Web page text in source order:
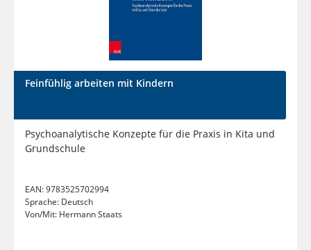
Feinfühlig arbeiten mit Kindern
Psychoanalytische Konzepte für die Praxis in Kita und
Grundschule
EAN:9783525702994
Sprache: Deutsch
Von/Mit: Hermann Staats